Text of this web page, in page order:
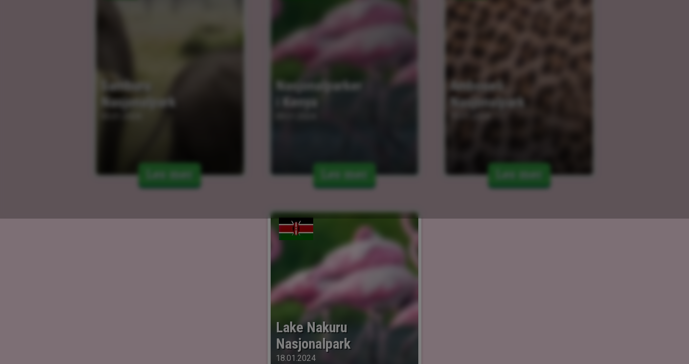
Samburu
Nasjonalpark
Les mer
Nasjonalparker
i Kenya
Les mer
Amboseli
Nasjonalpark
Les mer
Lake Nakuru
Nasjonalpark
18.01.2024